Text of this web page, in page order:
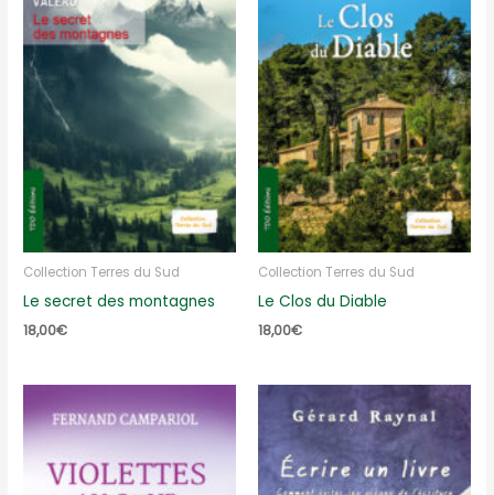
Collection Terres du Sud
Le secret des montagnes
18,00€
Collection Terres du Sud
Le Clos du Diable
18,00€